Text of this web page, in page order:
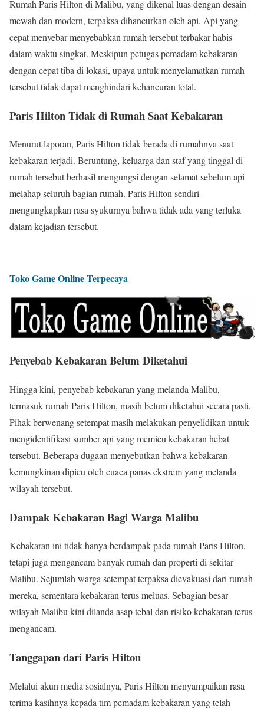
Rumah Paris Hilton di Malibu, yang dikenal luas dengan desain
mewah dan modern, terpaksa dihancurkan oleh api. Api yang
cepat menyebar menyebabkan rumah tersebut terbakar habis
dalam waktu singkat. Meskipun petugas pemadam kebakaran
dengan cepat tiba di lokasi, upaya untuk menyelamatkan rumah
tersebut tidak dapat menghindari kehancuran total.
Paris Hilton Tidak di Rumah Saat Kebakaran
Menurut laporan, Paris Hilton tidak berada di rumahnya saat
kebakaran terjadi. Beruntung, keluarga dan staf yang tinggal di
rumah tersebut berhasil mengungsi dengan selamat sebelum api
melahap seluruh bagian rumah. Paris Hilton sendiri
mengungkapkan rasa syukurnya bahwa tidak ada yang terluka
dalam kejadian tersebut.
Toko Game Online Terpecaya
Penyebab Kebakaran Belum Diketahui
Hingga kini, penyebab kebakaran yang melanda Malibu,
termasuk rumah Paris Hilton, masih belum diketahui secara pasti.
Pihak berwenang setempat masih melakukan penyelidikan untuk
mengidentifikasi sumber api yang memicu kebakaran hebat
tersebut. Beberapa dugaan menyebutkan bahwa kebakaran
kemungkinan dipicu oleh cuaca panas ekstrem yang melanda
wilayah tersebut.
Dampak Kebakaran Bagi Warga Malibu
Kebakaran ini tidak hanya berdampak pada rumah Paris Hilton,
tetapi juga mengancam banyak rumah dan properti di sekitar
Malibu. Sejumlah warga setempat terpaksa dievakuasi dari rumah
mereka, sementara kebakaran terus meluas. Sebagian besar
wilayah Malibu kini dilanda asap tebal dan risiko kebakaran terus
mengancam.
Tanggapan dari Paris Hilton
Melalui akun media sosialnya, Paris Hilton menyampaikan rasa
terima kasihnya kepada tim pemadam kebakaran yang telah